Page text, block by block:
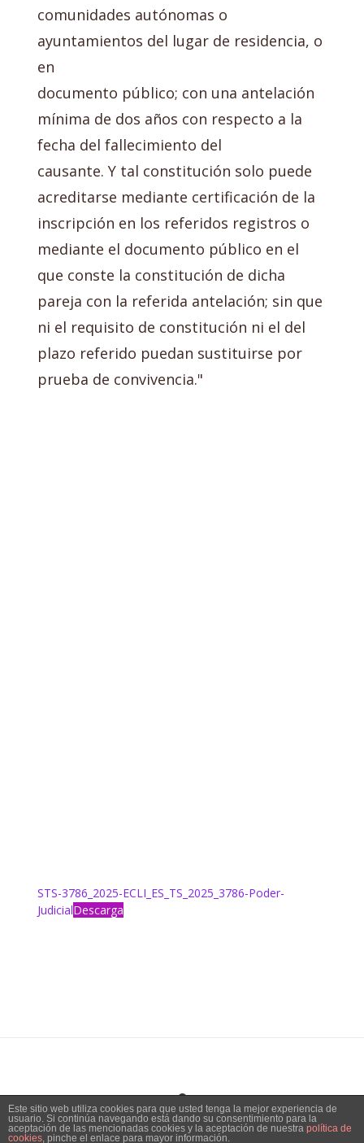
comunidades autónomas o
ayuntamientos del lugar de residencia, o
en
documento público; con una antelación
mínima de dos años con respecto a la
fecha del fallecimiento del
causante. Y tal constitución solo puede
acreditarse mediante certificación de la
inscripción en los referidos registros o
mediante el documento público en el
que conste la constitución de dicha
pareja con la referida antelación; sin que
ni el requisito de constitución ni el del
plazo referido puedan sustituirse por
prueba de convivencia."
STS-3786_2025-ECLI_ES_TS_2025_3786-Poder-
JudicialDescarga
Tema:Voguede Kaira
Este sitio web utiliza cookies para que usted tenga la mejor experiencia de
usuario. Si continúa navegando está dando su consentimiento para la
aceptación de las mencionadas cookies y la aceptación de nuestra política de
cookies, pinche el enlace para mayor información.